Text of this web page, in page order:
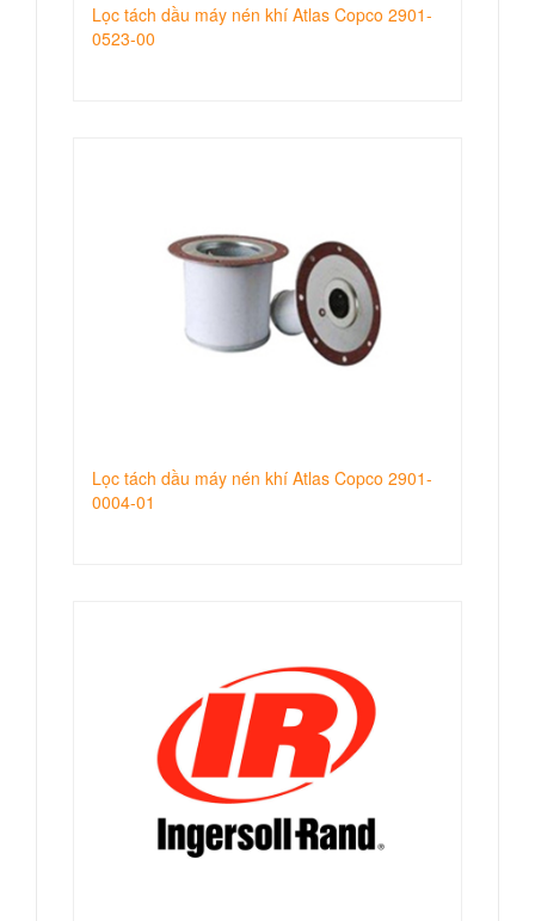
Lọc tách dầu máy nén khí Atlas Copco 2901-
0523-00
Lọc tách dầu máy nén khí Atlas Copco 2901-
0004-01